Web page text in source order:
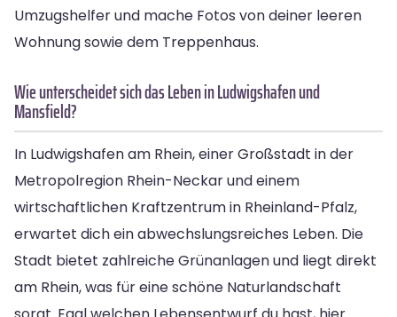
Umzugshelfer und mache Fotos von deiner leeren
Wohnung sowie dem Treppenhaus.
Wie unterscheidet sich das Leben in Ludwigshafen und
Mansfield?
In Ludwigshafen am Rhein, einer Großstadt in der
Metropolregion Rhein-Neckar und einem
wirtschaftlichen Kraftzentrum in Rheinland-Pfalz,
erwartet dich ein abwechslungsreiches Leben. Die
Stadt bietet zahlreiche Grünanlagen und liegt direkt
am Rhein, was für eine schöne Naturlandschaft